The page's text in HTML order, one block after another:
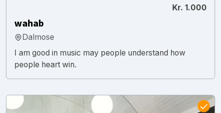
Kr. 1.000
wahab
Dalmose
I am good in music may people understand how
people heart win.